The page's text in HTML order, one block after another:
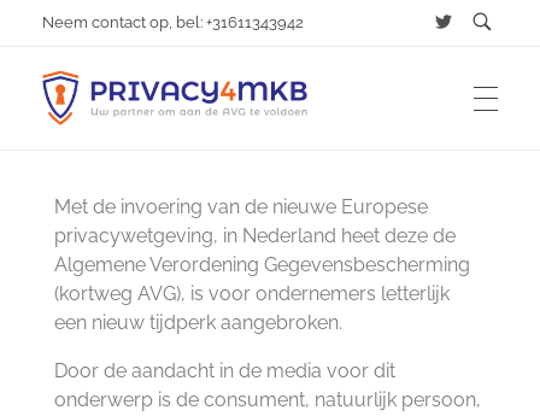
Neem contact op, bel: +31611343942
ALGEMENE VERORDENING GEGEVENSBESCHERMING
OVER MIJ
Met de invoering van de nieuwe Europese
privacywetgeving, in Nederland heet deze de
Algemene Verordening Gegevensbescherming
(kortweg AVG), is voor ondernemers letterlijk
een nieuw tijdperk aangebroken.
Door de aandacht in de media voor dit
onderwerp is de consument, natuurlijk persoon,